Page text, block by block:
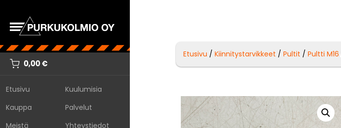
0,00€
Etusivu
Kuulumisia
Kauppa
Palvelut
Meistä
Yhteystiedot
Etusivu /Kiinnitystarvikkeet /Pultit /Pultti M16